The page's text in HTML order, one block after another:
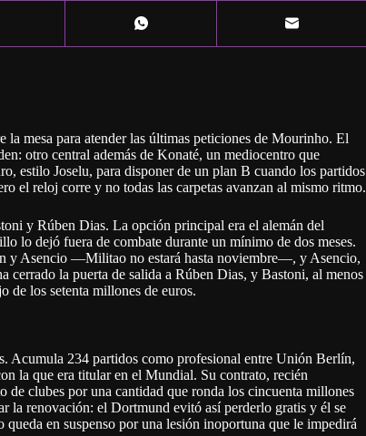
mesa para atender las últimas peticiones de Mourinho. El
otro central además de Konaté, un mediocentro que
estilo Joselu, para disponer de un plan B cuando los partidos
el reloj corre y no todas las carpetas avanzan al mismo ritmo.
y Rúben Dias. La opción principal era el alemán del
lo dejó fuera de combate durante un mínimo de dos meses.
y Asencio —Militao no estará hasta noviembre—, y Asencio,
cerrado la puerta de salida a Rúben Dias, y Bastoni, al menos
de los setenta millones de euros.
Acumula 234 partidos como profesional entre Unión Berlín,
la que era titular en el Mundial. Su contrato, recién
clubes por una cantidad que ronda los cincuenta millones
la renovación: el Dortmund evitó así perderlo gratis y él se
en suspenso por una lesión inoportuna que le impedirá